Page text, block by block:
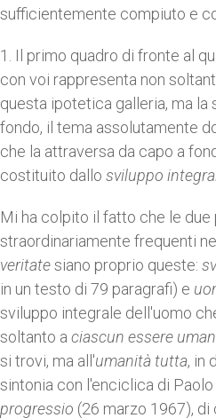
sufficientemente compiuto e
1. Il primo quadro di fronte al
con voi rappresenta non
questa ipotetica galleria, ma la
fondo, il tema assolutamente
che la attraversa da capo a
costituito dallo sviluppo
Mi ha colpito il fatto che le
straordinariamente frequenti
veritatesiano proprio queste:
in un testo di 79 paragrafi) e
sviluppo integrale dell'uomo
soltanto a ciascun essere
si trovi, ma all'umanità tutta, in
sintonia con l'enciclica di Paolo
progressio (26 marzo 1967),